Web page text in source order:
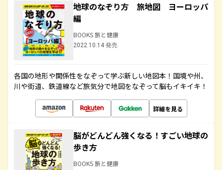
地球のなぞり方 旅地図 ヨーロッパ
編
BOOKS 旅と健康
2022.10.14 発売
各国の地形や関係性をなぞって学ぶ新しい地図本！国境や州、
川や街道、鉄道線など旅気分で地図をなぞって脳もイキイキ！
詳細を見る
脳がどんどん強くなる！すごい地球の
歩き方
BOOKS 旅と健康